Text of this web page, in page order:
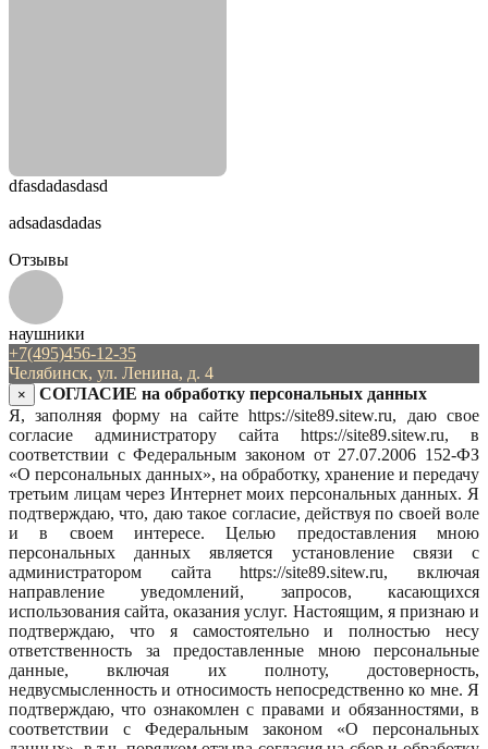
dfasdadasdasd
adsadasdadas
Отзывы
наушники
+7(495)456-12-35
Челябинск, ул. Ленина, д. 4
×
СОГЛАСИЕ на обработку персональных данных
Я, заполняя форму на сайте https://site89.sitew.ru, даю свое
согласие администратору сайта https://site89.sitew.ru, в
соответствии с Федеральным законом от 27.07.2006 152-ФЗ
«О персональных данных», на обработку, хранение и передачу
третьим лицам через Интернет моих персональных данных. Я
подтверждаю, что, даю такое согласие, действуя по своей воле
и в своем интересе. Целью предоставления мною
персональных данных является установление связи с
администратором сайта https://site89.sitew.ru, включая
направление уведомлений, запросов, касающихся
использования сайта, оказания услуг. Настоящим, я признаю и
подтверждаю, что я самостоятельно и полностью несу
ответственность за предоставленные мною персональные
данные, включая их полноту, достоверность,
недвусмысленность и относимость непосредственно ко мне. Я
подтверждаю, что ознакомлен с правами и обязанностями, в
соответствии с Федеральным законом «О персональных